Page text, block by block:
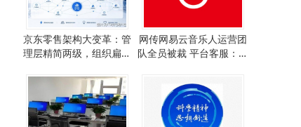
京东零售架构大变革：管
理层精简两级，组织扁平
网传网易云音乐人运营团
队全员被裁 平台客服：系